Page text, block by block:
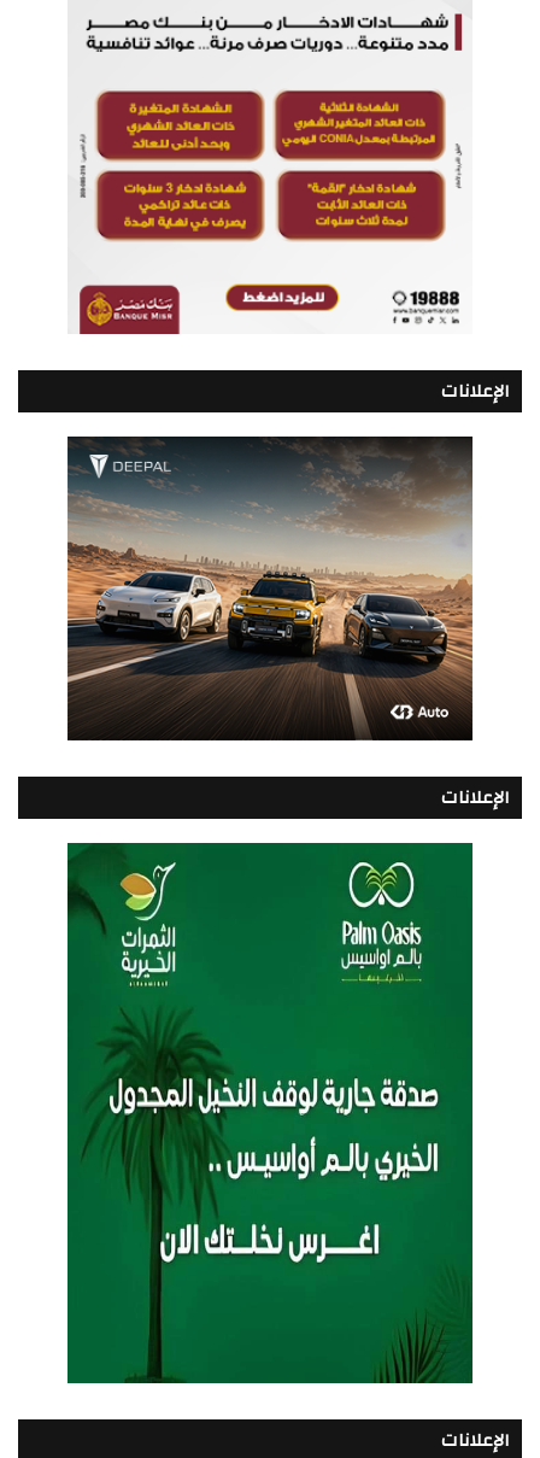
الإعلانات
الإعلانات
الإعلانات